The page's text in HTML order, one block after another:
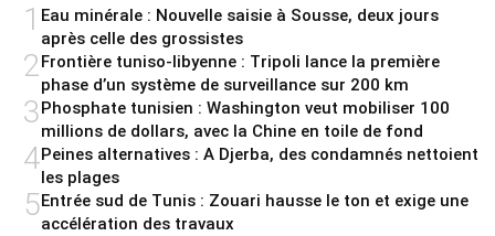
1 Eau minérale : Nouvelle saisie à Sousse, deux jours
après celle des grossistes
2Frontière tuniso-libyenne : Tripoli lance la première
phase d’un système de surveillance sur 200 km
3Phosphate tunisien : Washington veut mobiliser 100
millions de dollars, avec la Chine en toile de fond
4Peines alternatives : A Djerba, des condamnés nettoient
les plages
5Entrée sud de Tunis : Zouari hausse le ton et exige une
accélération des travaux